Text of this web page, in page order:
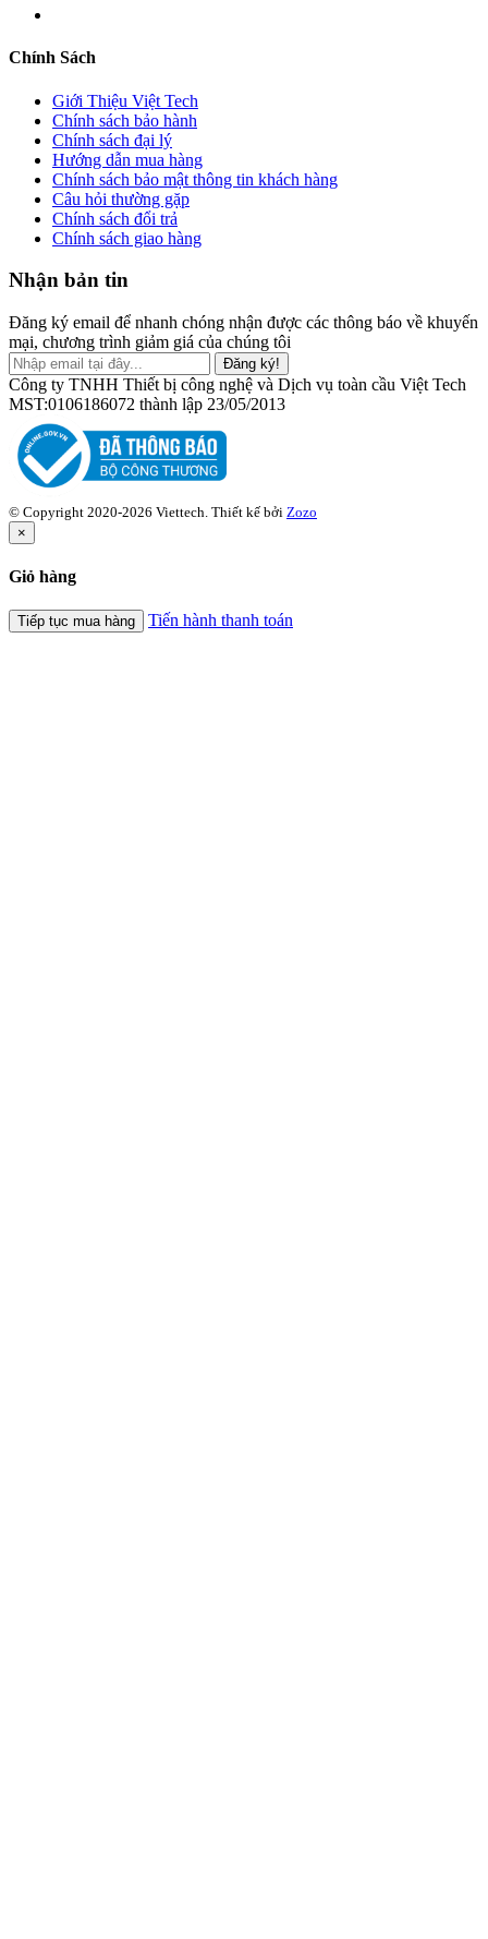
Chính Sách
Giới Thiệu Việt Tech
Chính sách bảo hành
Chính sách đại lý
Hướng dẫn mua hàng
Chính sách bảo mật thông tin khách hàng
Câu hỏi thường gặp
Chính sách đổi trả
Chính sách giao hàng
Nhận bản tin
Đăng ký email để nhanh chóng nhận được các thông báo về khuyến
mại, chương trình giảm giá của chúng tôi
Đăng ký!
Công ty TNHH Thiết bị công nghệ và Dịch vụ toàn cầu Việt Tech
MST:0106186072 thành lập 23/05/2013
© Copyright 2020-2026 Viettech. Thiết kế bởi Zozo
×
Giỏ hàng
Tiếp tục mua hàng Tiến hành thanh toán